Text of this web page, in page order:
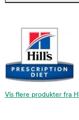
Vis flere produkter fra